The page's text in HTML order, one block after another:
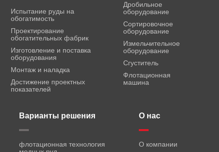
Испытание руды на
обогатимость
Проектирование
обогатительных фабрик
Изготовление и поставка
оборудования
Монтаж и наладка
Достижение проектных
показателей
Дробильное
оборудование
Сортировочное
оборудование
Измельчительное
оборудование
Сгуститель
Флотационная
машина
Варианты решения
флотационная технология
О нас
О компании